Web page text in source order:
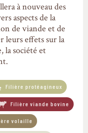
à nouveau des
aspects de la
de viande et de
leurs effets sur la
la société et
Filière protéagineux
Filière viande bovine
volaille